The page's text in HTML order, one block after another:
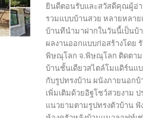
ยินดีตอนรับและสวัสดีคุณผู้อ่า
รวมแบบบ้านสวย หลายหลา
บ้านทีนำมาฝากในวันนี้เป็นบ้
ผลงานออกแบบก่อสร้างโดย
พิษณุโลก จ.พิษณุโลก ติดตาม
บ้านชั้นเดียวสไตล์โมเเดิร์นแ
กับรูปทรงบ้าน ผนังภายนอก
เพิ่มเติมด้วยอิฐโชว์สวยงาม
แนวยามตามรูปทรงตัวบ้าน